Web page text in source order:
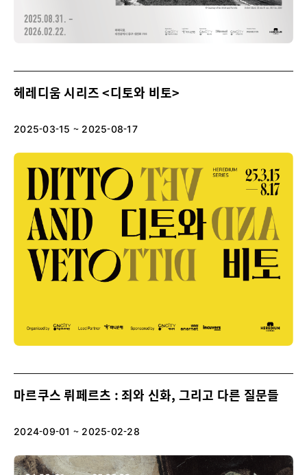
헤레디움 시리즈 <디토와 비토>
2025-03-15 ~ 2025-08-17
마르쿠스 뤼페르츠 : 죄와 신화, 그리고 다른 질문들
2024-09-01 ~ 2025-02-28